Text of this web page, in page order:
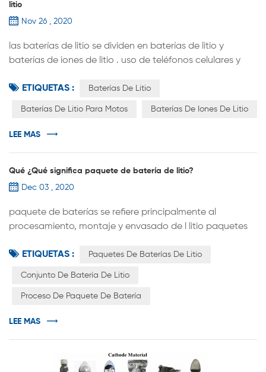
litio
Nov 26 , 2020
las baterías de litio se dividen en baterías de litio y
baterías de iones de litio . uso de teléfonos celulares y
conocen comúnmente como baterías de litio.Las
baterías de litio reales rara vez se utilizan en productos
de litio se utilizan ampliamente en sistemas de
ETIQUETAS : Baterías De Litio
Baterías De Litio Para Motos Baterías De Iones De Litio
LEE MAS
Qué ¿Qué significa paquete de batería de litio?
Dec 03 , 2020
paquete de baterías se refiere principalmente al
procesamiento, montaje y envasado de l litio paquetes
de litio en grupos se llama PACK, que puede ser una sola
batería o un paquete de baterías de litio conectado en
colectora, conexión flexible, placa de protección,
ETIQUETAS : Paquetes De Baterías De Litio
Conjunto De Batería De Litio
Proceso De Paquete De Batería
LEE MAS